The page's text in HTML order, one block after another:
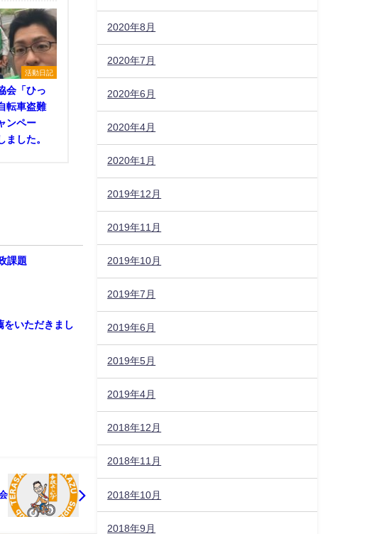
活動日記
会「ひっ
転車盗難
ンペー
ました。
課題
をいただきまし
2020年8月
2020年7月
2020年6月
2020年4月
2020年1月
2019年12月
2019年11月
2019年10月
2019年7月
2019年6月
2019年5月
2019年4月
2018年12月
2018年11月
2018年10月
2018年9月